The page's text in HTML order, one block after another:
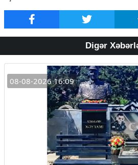
Digər
08-08-2026 16:09